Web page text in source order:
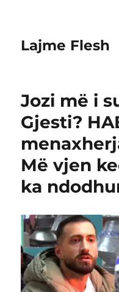
Lajme Flesh
Jozi më i
Gjesti?
Më vjen
ka